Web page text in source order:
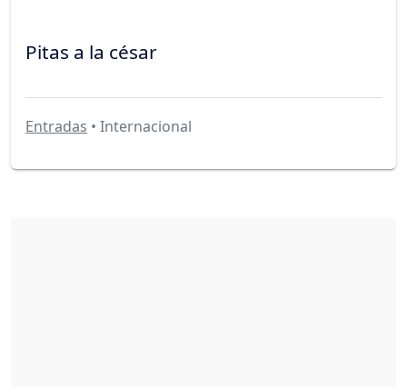
Pitas a la césar
Entradas • Internacional